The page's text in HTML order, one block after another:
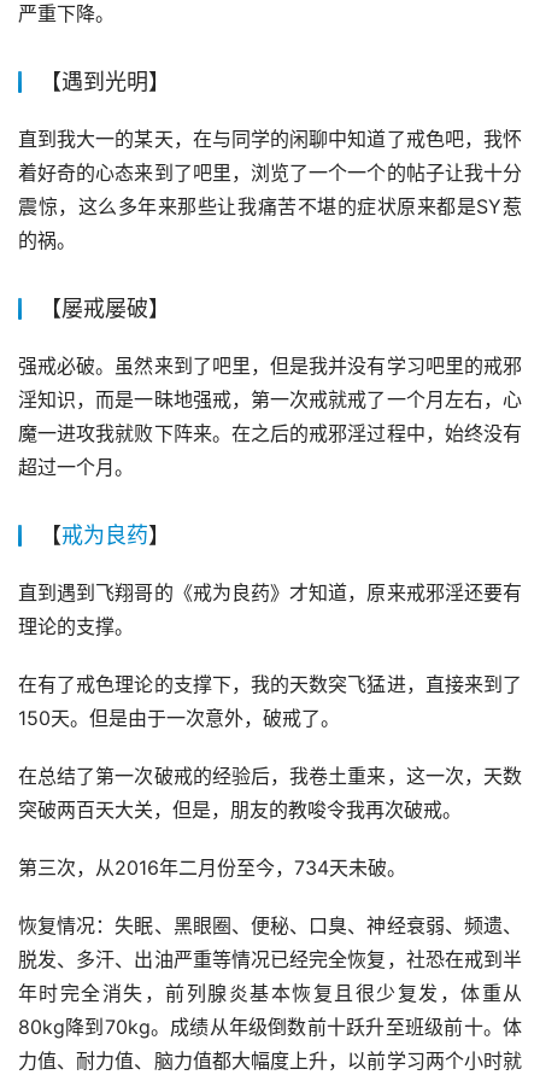
严重下降。
【遇到光明】
直到我大一的某天，在与同学的闲聊中知道了戒色吧，我怀
着好奇的心态来到了吧里，浏览了一个一个的帖子让我十分
震惊，这么多年来那些让我痛苦不堪的症状原来都是SY惹
的祸。
【屡戒屡破】
强戒必破。虽然来到了吧里，但是我并没有学习吧里的戒邪
淫知识，而是一昧地强戒，第一次戒就戒了一个月左右，心
魔一进攻我就败下阵来。在之后的戒邪淫过程中，始终没有
超过一个月。
【戒为良药】
直到遇到飞翔哥的《戒为良药》才知道，原来戒邪淫还要有
理论的支撑。
在有了戒色理论的支撑下，我的天数突飞猛进，直接来到了
150天。但是由于一次意外，破戒了。
在总结了第一次破戒的经验后，我卷土重来，这一次，天数
突破两百天大关，但是，朋友的教唆令我再次破戒。
第三次，从2016年二月份至今，734天未破。
恢复情况：失眠、黑眼圈、便秘、口臭、神经衰弱、频遗、
脱发、多汗、出油严重等情况已经完全恢复，社恐在戒到半
年时完全消失，前列腺炎基本恢复且很少复发，体重从
80kg降到70kg。成绩从年级倒数前十跃升至班级前十。体
力值、耐力值、脑力值都大幅度上升，以前学习两个小时就